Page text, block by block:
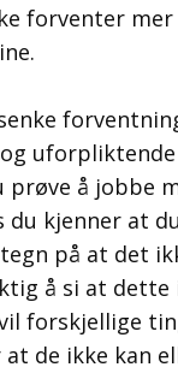
forventer mer
prøve å jobbe
du kjenner at
på at det
å si at
forskjellige
at de ikke kan